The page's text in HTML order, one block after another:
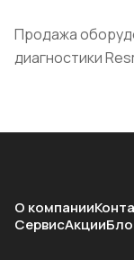
Продажа
диагностики
О компании
СервисАкции